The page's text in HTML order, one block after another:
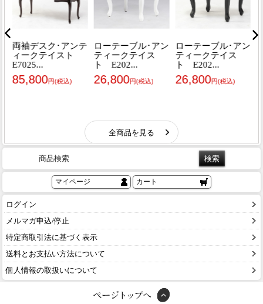
商品検索
マイページ カート
ログイン
メルマガ申込/停止
特定商取引法に基づく表示
送料とお支払い方法について
個人情報の取扱いについて